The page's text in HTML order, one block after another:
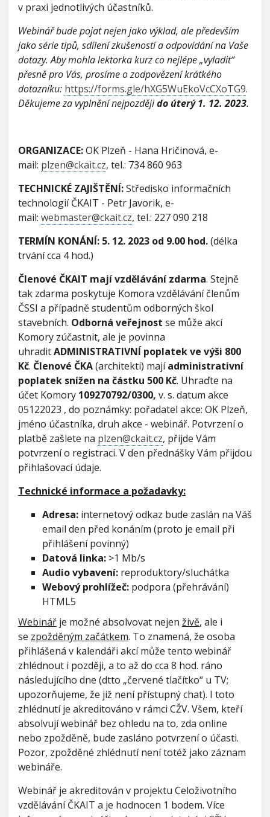
v praxi jednotlivých účastníků.
Webinář bude pojat nejen jako výklad, ale především
jako série tipů, sdílení zkušeností a odpovídání na Vaše
dotazy. Aby mohla lektorka kurz co nejlépe „vyladit“
přesně pro Vás, prosíme o zodpovězení krátkého
dotazníku: https://forms.gle/hXG5WuEkoVcCXoTG9.
Děkujeme za vyplnění nejpozdějido úterý 1. 12. 2023.
ORGANIZACE:OK Plzeň - Hana Hričinová, e-
mail: plzen@ckait.cz, tel.: 734 860 963
TECHNICKÉ ZAJIŠTĚNÍ:Středisko informačních
technologií ČKAIT - Petr Javorik, e-
mail: webmaster@ckait.cz, tel.: 227 090 218
TERMÍN KONÁNÍ: 5. 12. 2023 od 9.00 hod.(délka
trvání cca 4 hod.)
Členové ČKAIT mají vzdělávání zdarma. Stejně
tak zdarma poskytuje Komora vzdělávání členům
ČSSI a případně studentům odborných škol
stavebních. Odborná veřejnost se může akcí
Komory zúčastnit, ale je povinna
uhraditADMINISTRATIVNÍ poplatek ve výši 800
Kč. Členové ČKA(architekti) majíadministrativní
poplatek snížen na částku 500 Kč. Uhraďte na
účet Komory 109270792/0300, v. s. datum akce
05122023 , do poznámky: pořadatel akce: OK Plzeň,
jméno účastníka, druh akce - webinář. Potvrzení o
platbě zašlete na plzen@ckait.cz, přijde Vám
potvrzení o registraci. V den přednášky Vám přijdou
přihlašovací údaje.
Technické informace a požadavky:
Adresa: internetový odkaz bude zaslán na Váš
email den před konáním (proto je email při
přihlášení povinný)
Datová linka: >1 Mb/s
Audio vybavení: reproduktory/sluchátka
Webový prohlížeč: podpora (přehrávání)
HTML5
Webinář je možné absolvovat nejen živě, ale i
se zpožděným začátkem. To znamená, že osoba
přihlášená v kalendáři akcí může tento webinář
zhlédnout i později, a to až do cca 8 hod. ráno
následujícího dne (dtto „červené tlačítko“ u TV;
upozorňujeme, že již není přístupný chat). I toto
zhlédnutí je akreditováno v rámci CŽV. Všem, kteří
absolvují webinář bez ohledu na to, zda online
nebo zpožděně, bude zasláno potvrzení o účasti.
Pozor, zpožděné zhlédnutí není totéž jako záznam
webináře.
Webinář je akreditován v projektu Celoživotního
vzdělávání ČKAIT a je hodnocen 1 bodem. Více